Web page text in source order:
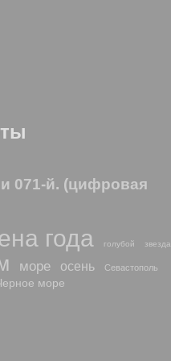
071-й. (цифровая
года голубой звезда
море осень Севастополь
море